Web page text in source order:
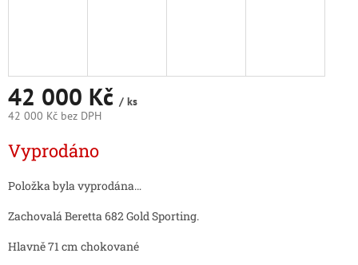
42 000 Kč / ks
42 000 Kč bez DPH
cena:
Vyprodáno
Položka byla vyprodána…
Zachovalá Beretta 682 Gold Sporting.
Hlavně 71 cm chokované